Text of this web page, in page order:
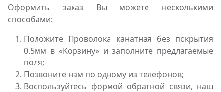
Оформить заказ Вы можете несколькими
способами:
Положите Проволока канатная без покрытия
0.5мм в «Корзину» и заполните предлагаемые
поля;
Позвоните нам по одному из телефонов;
Воспользуйтесь формой обратной связи, наш